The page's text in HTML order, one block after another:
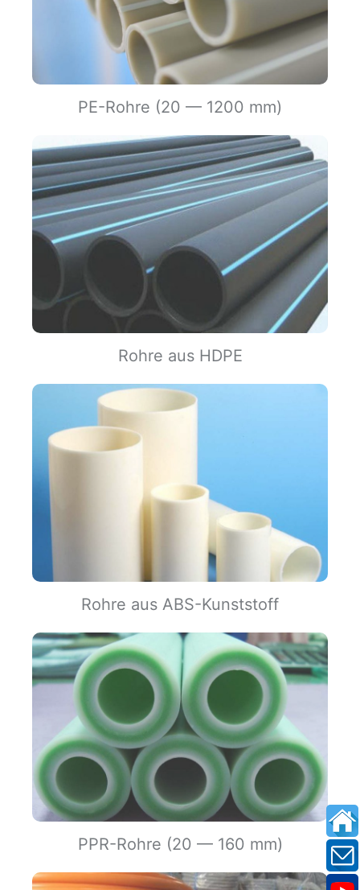
PE-Rohre (20 — 1200 mm)
Rohre aus HDPE
Rohre aus ABS-Kunststoff
PPR-Rohre (20 — 160 mm)